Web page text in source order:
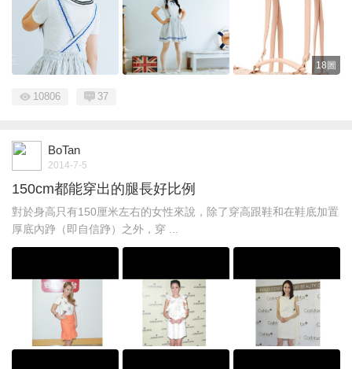
18圖
10806 37
BoTan
2014-7-5
150cm都能穿出的腿長好比例
對於身高只有150厘米左右的女性來說，除了穿高跟鞋和在鞋底加置
厚底內踭（即自信踭）之外，穿 ...